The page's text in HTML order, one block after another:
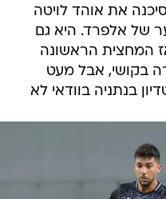
את אוהד לויטה
של אלפרד. היא גם
המחצית הראשונה
בקושי, אבל מעט
בנתניה בוודאי לא